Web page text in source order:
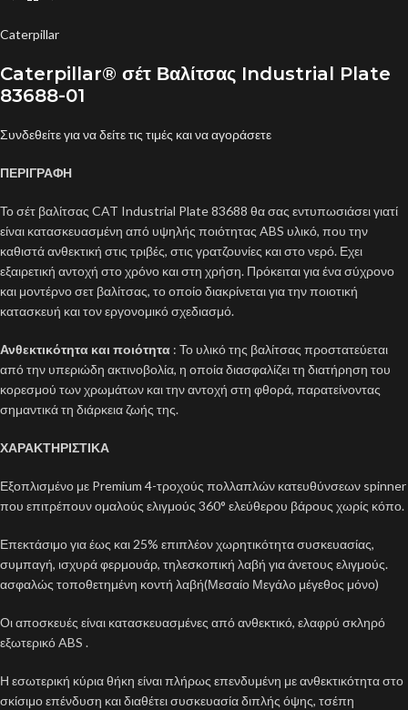
Caterpillar
Caterpillar® σέτ Βαλίτσας Industrial Plate
83688-01
Συνδεθείτε για να δείτε τις τιμές και να αγοράσετε
ΠΕΡΙΓΡΑΦΗ
Το σέτ βαλίτσας CAT Industrial Plate 83688 θα σας εντυπωσιάσει γιατί
είναι κατασκευασμένη από υψηλής ποιότητας ABS υλικό, που την
καθιστά ανθεκτική στις τριβές, στις γρατζουνίες και στο νερό. Εχει
εξαιρετική αντοχή στο χρόνο και στη χρήση. Πρόκειται για ένα σύχρονο
και μοντέρνο σετ βαλίτσας, το οποίο διακρίνεται για την ποιοτική
κατασκευή και τον εργονομικό σχεδιασμό.
Ανθεκτικότητα και ποιότητα : Το υλικό της βαλίτσας προστατεύεται
από την υπεριώδη ακτινοβολία, η οποία διασφαλίζει τη διατήρηση του
κορεσμού των χρωμάτων και την αντοχή στη φθορά, παρατείνοντας
σημαντικά τη διάρκεια ζωής της.
ΧΑΡΑΚΤΗΡΙΣΤΙΚΑ
Εξοπλισμένο με Premium 4-τροχούς πολλαπλών κατευθύνσεων spinner
που επιτρέπουν ομαλούς ελιγμούς 360° ελεύθερου βάρους χωρίς κόπο.
Επεκτάσιμο για έως και 25% επιπλέον χωρητικότητα συσκευασίας,
συμπαγή, ισχυρά φερμουάρ, τηλεσκοπική λαβή για άνετους ελιγμούς.
ασφαλώς τοποθετημένη κοντή λαβή(Μεσαίο Μεγάλο μέγεθος μόνο)
Οι αποσκευές είναι κατασκευασμένες από ανθεκτικό, ελαφρύ σκληρό
εξωτερικό ABS .
Η εσωτερική κύρια θήκη είναι πλήρως επενδυμένη με ανθεκτικότητα στο
σκίσιμο επένδυση και διαθέτει συσκευασία διπλής όψης, τσέπη